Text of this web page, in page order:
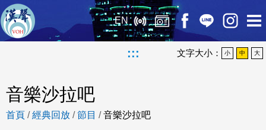
EN
::: 文字大小： 小 中 大
音樂沙拉吧
首頁 /經典回放 /節目 /音樂沙拉吧